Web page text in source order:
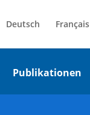
Deutsch Français
Publikationen